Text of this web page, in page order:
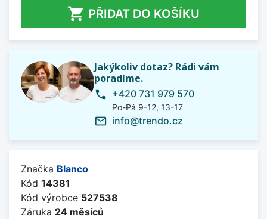
 PŘIDAT DO KOŠÍKU
Jakýkoliv dotaz? Rádi vám
poradíme.
phone +420 731 979 570
Po-Pá 9-12, 13-17
mail_outline info@trendo.cz
Značka Blanco
Kód 14381
Kód výrobce 527538
Záruka 24 měsíců